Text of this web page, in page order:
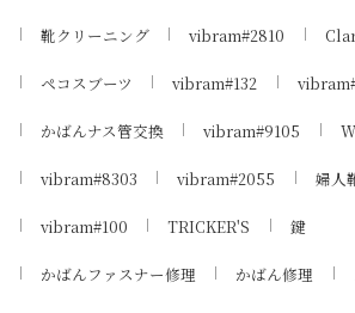
靴クリーニング vibram#2810
ペコスブーツ vibram#132
かばんナス管交換 vibram#9105
vibram#8303 vibram#2055 婦人
vibram#100 TRICKER'S 鍵
かばんファスナー修理 かばん修理